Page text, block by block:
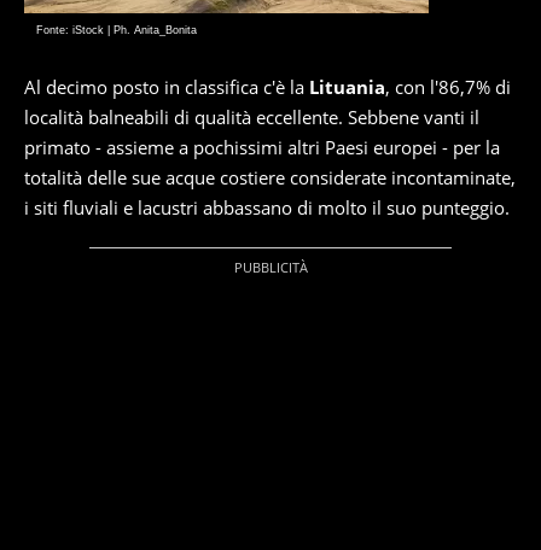
Fonte: iStock | Ph. Anita_Bonita
Al decimo posto in classifica c'è la Lituania, con l'86,7% di
località balneabili di qualità eccellente. Sebbene vanti il
primato - assieme a pochissimi altri Paesi europei - per la
totalità delle sue acque costiere considerate incontaminate,
i siti fluviali e lacustri abbassano di molto il suo punteggio.